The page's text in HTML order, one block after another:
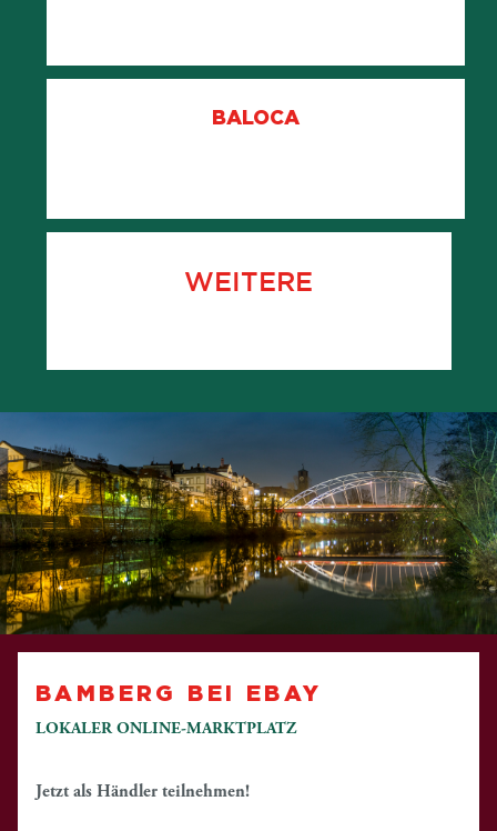
BALOCA
WEITERE
BAMBERG BEI EBAY
LOKALER ONLINE-MARKTPLATZ
Jetzt als Händler teilnehmen!